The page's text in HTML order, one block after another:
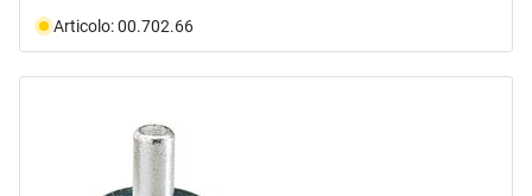
Articolo: 00.702.66